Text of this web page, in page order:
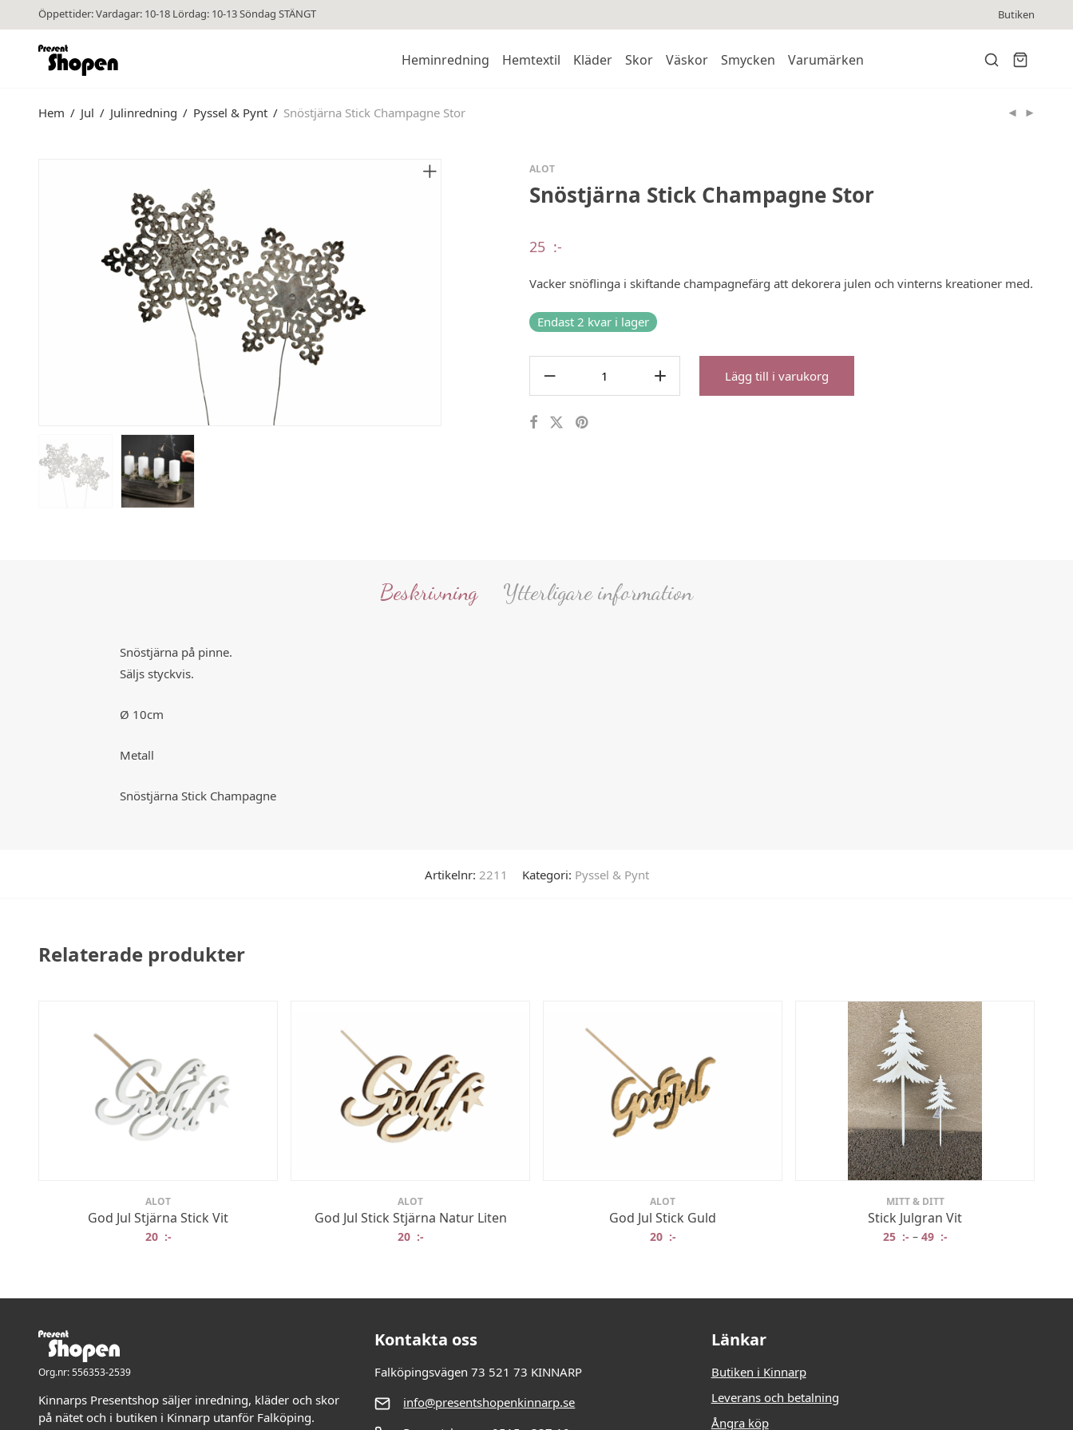
Öppettider: Vardagar: 10-18 Lördag: 10-13 Söndag STÄNGT Butiken
Heminredning Hemtextil Kläder Skor Väskor Smycken Varumärken
Hem / Jul / Julinredning / Pyssel & Pynt / Snöstjärna Stick Champagne Stor
ALOT
Snöstjärna Stick Champagne Stor
25 :-
Vacker snöflinga i skiftande champagnefärg att dekorera julen och vinterns kreationer med.
Endast 2 kvar i lager
Lägg till i varukorg
Beskrivning Ytterligare information
Snöstjärna på pinne.
Säljs styckvis.
Ø 10cm
Metall
Snöstjärna Stick Champagne
Artikelnr: 2211 Kategori: Pyssel & Pynt
Relaterade produkter
ALOT
God Jul Stjärna Stick Vit
20 :-
ALOT
God Jul Stick Stjärna Natur Liten
20 :-
ALOT
God Jul Stick Guld
20 :-
MITT & DITT
Stick Julgran Vit
25 :- – 49 :-
Org.nr: 556353-2539
Kinnarps Presentshop säljer inredning, kläder och skor
på nätet och i butiken i Kinnarp utanför Falköping.
Kontakta oss
Falköpingsvägen 73 521 73 KINNARP
info@presentshopenkinnarp.se
Länkar
Butiken i Kinnarp
Leverans och betalning
Ångra köp